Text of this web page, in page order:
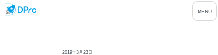
2019年3月23日